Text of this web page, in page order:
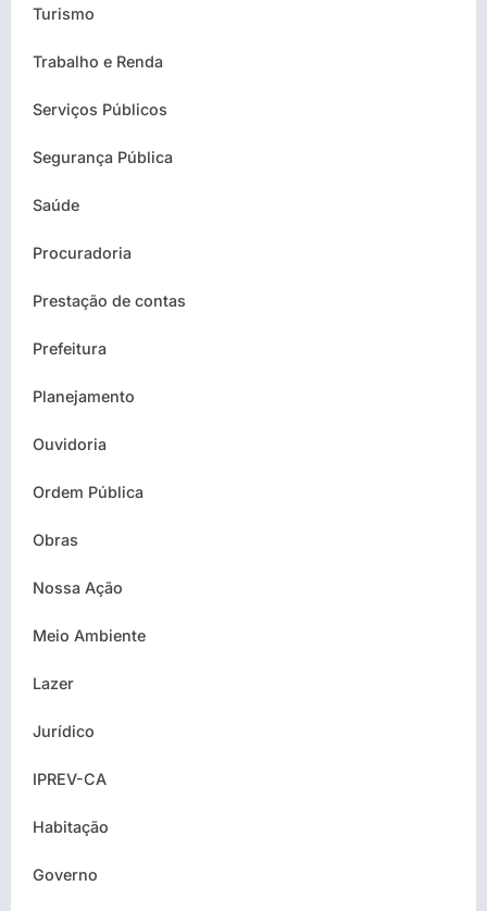
Turismo
Trabalho e Renda
Serviços Públicos
Segurança Pública
Saúde
Procuradoria
Prestação de contas
Prefeitura
Planejamento
Ouvidoria
Ordem Pública
Obras
Nossa Ação
Meio Ambiente
Lazer
Jurídico
IPREV-CA
Habitação
Governo